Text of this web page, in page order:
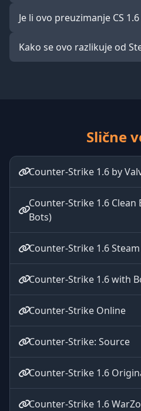
Je li ovo preuzimanje CS
Kako se ovo razlikuje od
Slične
Counter-Strike 1.6 by
Counter-Strike 1.6 Clean
Bots)
Counter-Strike 1.6 Steam
Counter-Strike 1.6 with
Counter-Strike Online
Counter-Strike: Source
Counter-Strike 1.6
Counter-Strike 1.6